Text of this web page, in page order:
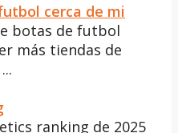
cerca de mi
botas de futbol
más tiendas de
ranking de 2025